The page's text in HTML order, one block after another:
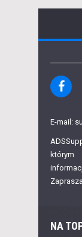
E-mail:
którym
NA